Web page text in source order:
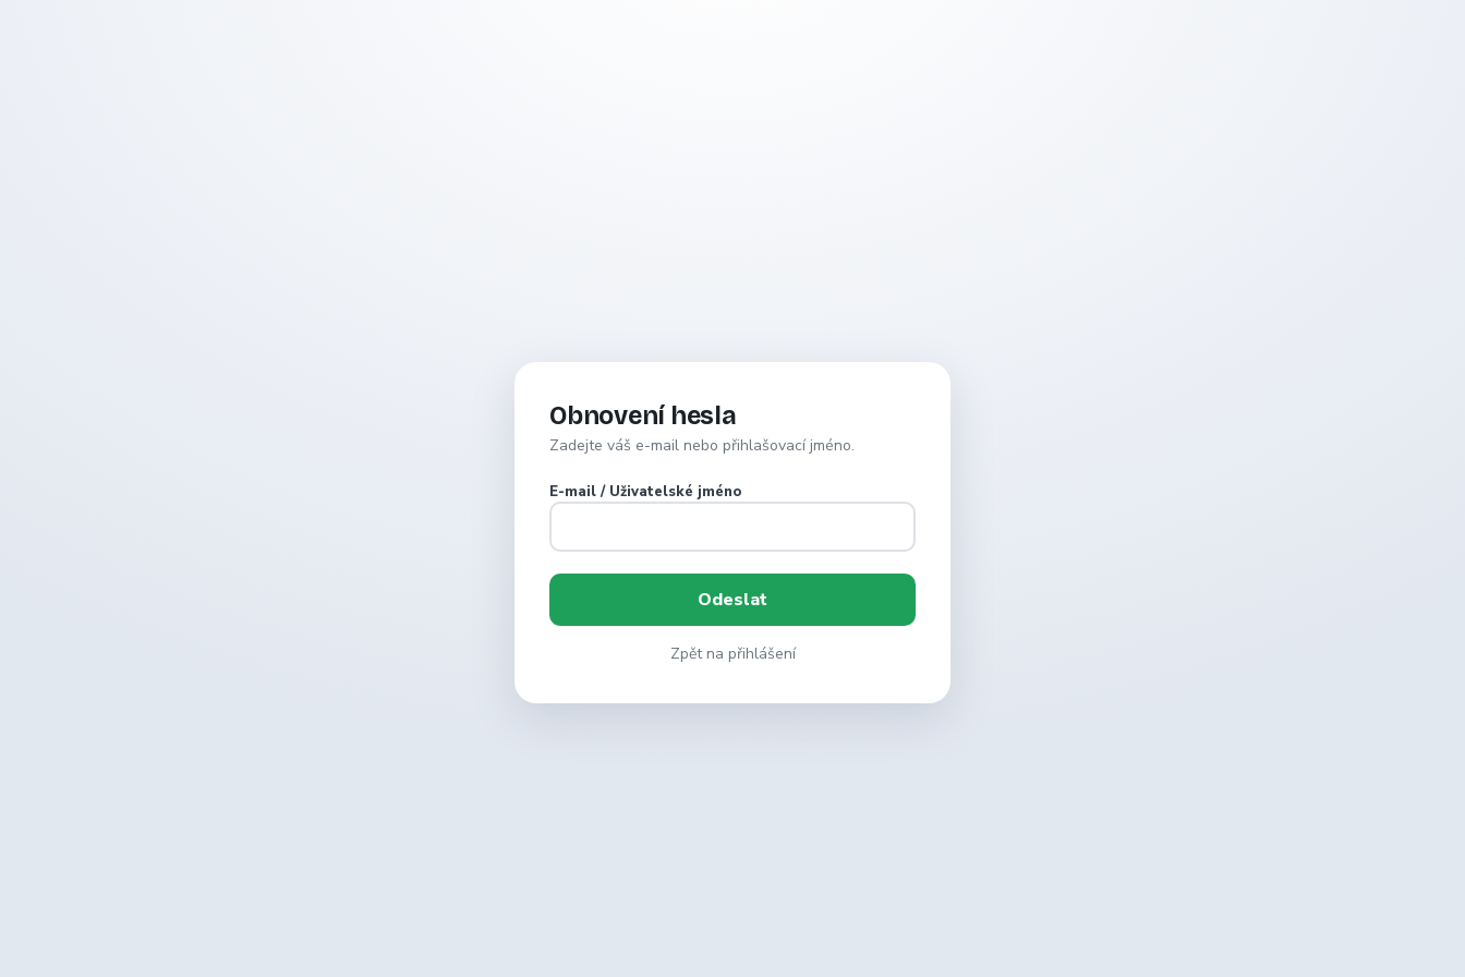
Obnovení hesla
Zadejte váš e-mail nebo přihlašovací jméno.
E-mail / Uživatelské jméno
Zpět na přihlášení